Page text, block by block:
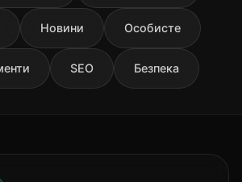
Новини Особисте
SEO Безпека